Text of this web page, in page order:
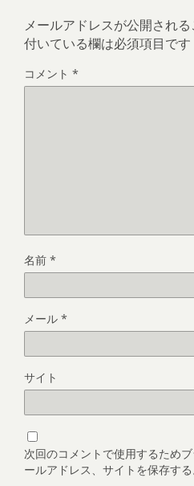
メールアドレスが公開される
付いている欄は必須項目です
コメント *
名前 *
メール *
サイト
次回のコメントで使用するため
ールアドレス、サイトを保存する